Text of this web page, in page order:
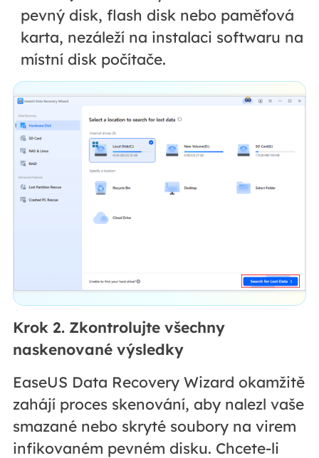
pevný disk, flash disk nebo paměťová
karta, nezáleží na instalaci softwaru na
místní disk počítače.
Krok 2. Zkontrolujte všechny
naskenované výsledky
EaseUS Data Recovery Wizard okamžitě
zahájí proces skenování, aby nalezl vaše
smazané nebo skryté soubory na virem
infikovaném pevném disku. Chcete-li